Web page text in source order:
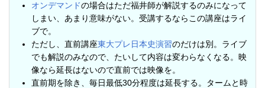
オンデマンドの場合はただ福井師が解説するのみになって
しまい、あまり意味がない。受講するならこの講座はライ
ブで。
ただし、直前講座東大プレ日本史演習のだけは別。ライブ
でも解説のみなので、たいして内容は変わらなくなる。映
像なら延長はないので直前では映像を。
直前期を除き、毎日最低30分程度は延長する。タームと時